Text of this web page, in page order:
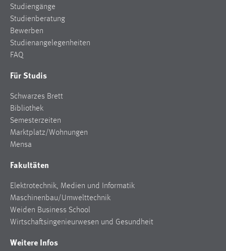
Studiengänge
Studienberatung
Bewerben
Studienangelegenheiten
FAQ
Für Studis
Schwarzes Brett
Bibliothek
Semesterzeiten
Marktplatz/Wohnungen
Mensa
Fakultäten
Elektrotechnik, Medien und Informatik
Maschinenbau/Umwelttechnik
Weiden Business School
Wirtschaftsingenieurwesen und Gesundheit
Weitere Infos